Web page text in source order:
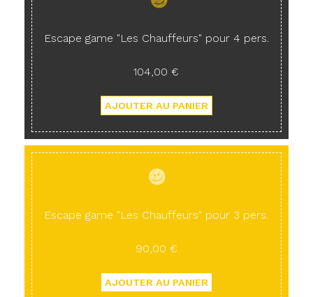
Escape game "Les Chauffeurs" pour 4 pers.
104,00 €
Escape game "Les Chauffeurs" pour 3 pers.
90,00 €